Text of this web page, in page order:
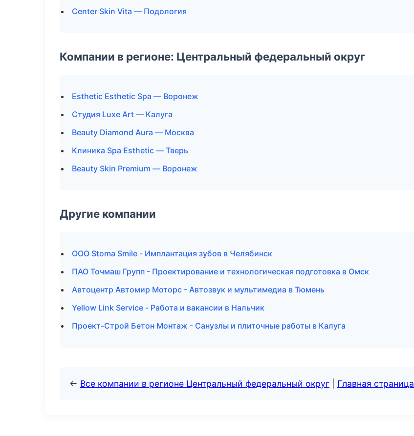
Center Skin Vita — Подология
Компании в регионе: Центральный федеральный округ
Esthetic Esthetic Spa — Воронеж
Студия Luxe Art — Калуга
Beauty Diamond Aura — Москва
Клиника Spa Esthetic — Тверь
Beauty Skin Premium — Воронеж
Другие компании
ООО Stoma Smile - Имплантация зубов в Челябинск
ПАО Точмаш Групп - Проектирование и технологическая подготовка в Омск
Автоцентр Автомир Моторс - Автозвук и мультимедиа в Тюмень
Yellow Link Service - Работа и вакансии в Нальчик
Проект-Строй Бетон Монтаж - Санузлы и плиточные работы в Калуга
← Все компании в регионе Центральный федеральный округ Главная страница